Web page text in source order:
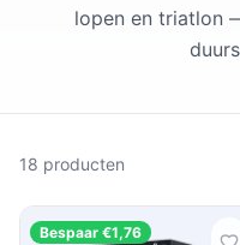
lopen en triatlon
18 producten
Bespaar €1,76